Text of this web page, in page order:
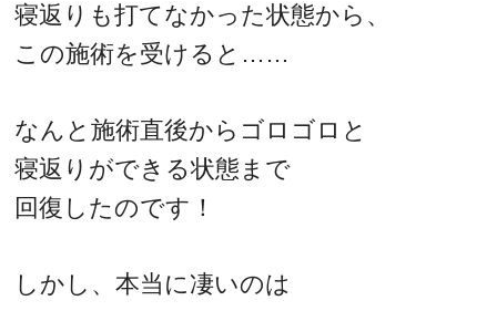
寝返りも打てなかった状態から、
この施術を受けると……
なんと施術直後からゴロゴロと
寝返りができる状態まで
回復したのです！
しかし、本当に凄いのは